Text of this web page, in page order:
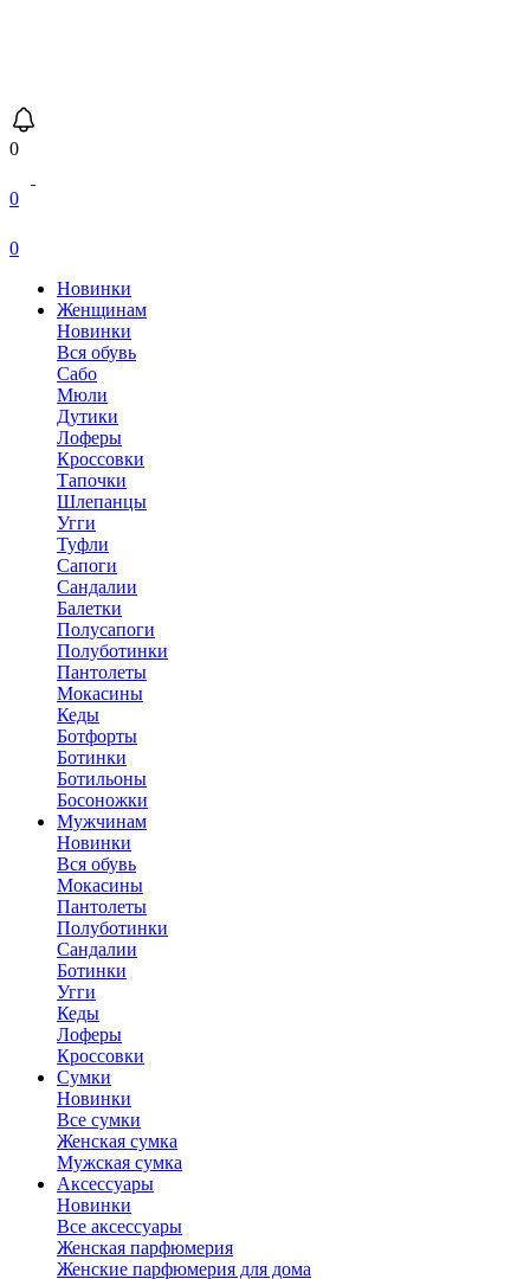
0
0
0
Новинки
Женщинам
Новинки
Вся обувь
Сабо
Мюли
Дутики
Лоферы
Кроссовки
Тапочки
Шлепанцы
Угги
Туфли
Сапоги
Сандалии
Балетки
Полусапоги
Полуботинки
Пантолеты
Мокасины
Кеды
Ботфорты
Ботинки
Ботильоны
Босоножки
Мужчинам
Новинки
Вся обувь
Мокасины
Пантолеты
Полуботинки
Сандалии
Ботинки
Угги
Кеды
Лоферы
Кроссовки
Сумки
Новинки
Все сумки
Женская сумка
Мужская сумка
Аксессуары
Новинки
Все аксессуары
Женская парфюмерия
Женские парфюмерия для дома